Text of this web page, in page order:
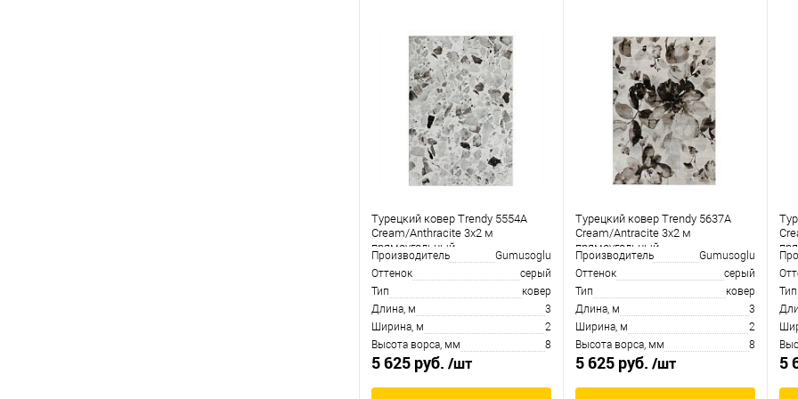
Турецкий ковер Trendy 5554A
Cream/Anthracite 3x2 м
прямоугольный
Производитель
Gumusoglu
Оттенок
серый
Тип
ковер
Длина, м
3
Ширина, м
2
Высота ворса, мм
8
5 625 руб. /шт
Турецкий ковер Trendy 5637A
Cream/Antracite 3x2 м
прямоугольный
Производитель
Gumusoglu
Оттенок
серый
Тип
ковер
Длина, м
3
Ширина, м
2
Высота ворса, мм
8
5 625 руб. /шт
Тип
5